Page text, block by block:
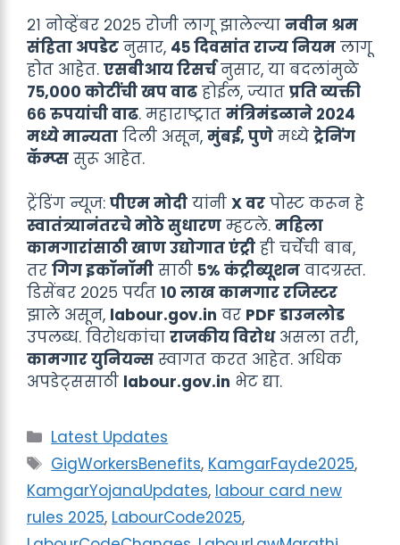
२१ नोव्हेंबर २०२५ रोजी लागू झालेल्या नवीन श्रम
संहिता अपडेट नुसार, ४५ दिवसांत राज्य नियम लागू
होत आहेत. एसबीआय रिसर्चनुसार, या बदलांमुळे
७५,००० कोटींची खप वाढ होईल, ज्यात प्रति व्यक्ती
६६ रुपयांची वाढ. महाराष्ट्रात मंत्रिमंडळाने २०२४
मध्ये मान्यता दिली असून, मुंबई, पुणे मध्ये ट्रेनिंग
कॅम्प्स सुरू आहेत.
ट्रेंडिंग न्यूज: पीएम मोदी यांनी X वर पोस्ट करून हे
स्वातंत्र्यानंतरचे मोठे सुधारण म्हटले. महिला
कामगारांसाठी खाण उद्योगात एंट्री ही चर्चेची बाब,
तर गिग इकॉनॉमी साठी ५% कंट्रीब्यूशन वादग्रस्त.
डिसेंबर २०२५ पर्यंत १० लाख कामगार रजिस्टर
झाले असून, labour.gov.in वर PDF डाउनलोड
उपलब्ध. विरोधकांचा राजकीय विरोधअसला तरी,
कामगार युनियन्स स्वागत करत आहेत. अधिक
अपडेट्ससाठी labour.gov.in भेट द्या.
Categories
Latest Updates
Tags
GigWorkersBenefits, KamgarFayde2025,
KamgarYojanaUpdates, labour card new
rules 2025, LabourCode2025,